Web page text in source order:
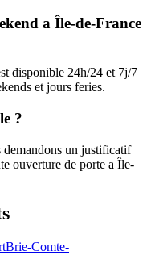
a Île-de-France
disponible 24h/24 et 7j/7
et jours feries.
?
un justificatif
ouverture de porte a Île-
Brie-Comte-